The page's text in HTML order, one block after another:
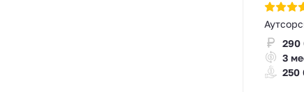
290
3
250